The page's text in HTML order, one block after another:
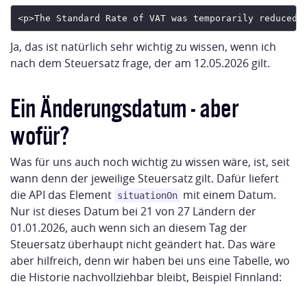
Ja, das ist natürlich sehr wichtig zu wissen, wenn ich
nach dem Steuersatz frage, der am 12.05.2026 gilt.
Ein Änderungsdatum - aber
wofür?
Was für uns auch noch wichtig zu wissen wäre, ist, seit
wann denn der jeweilige Steuersatz gilt. Dafür liefert
die API das Element situationOn mit einem Datum.
Nur ist dieses Datum bei 21 von 27 Ländern der
01.01.2026, auch wenn sich an diesem Tag der
Steuersatz überhaupt nicht geändert hat. Das wäre
aber hilfreich, denn wir haben bei uns eine Tabelle, wo
die Historie nachvollziehbar bleibt, Beispiel Finnland: